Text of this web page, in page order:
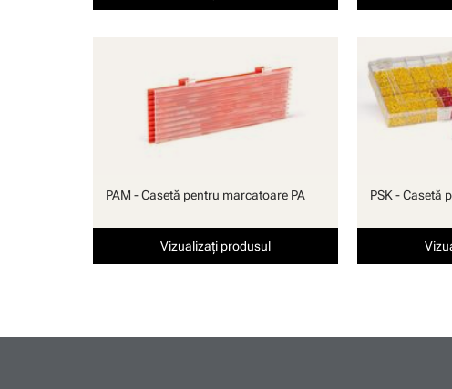
PAM - Casetă pentru marcatoare PA
Vizualizați produsul
PSK - Casetă